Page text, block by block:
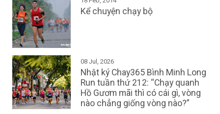
Kể chuyện chạy bộ
08 Jul, 2026
Nhật ký Chay365 Bình Minh Long
Run tuần thứ 212: “Chạy quanh
Hồ Gươm mãi thì có cái gì, vòng
nào chẳng giống vòng nào?”